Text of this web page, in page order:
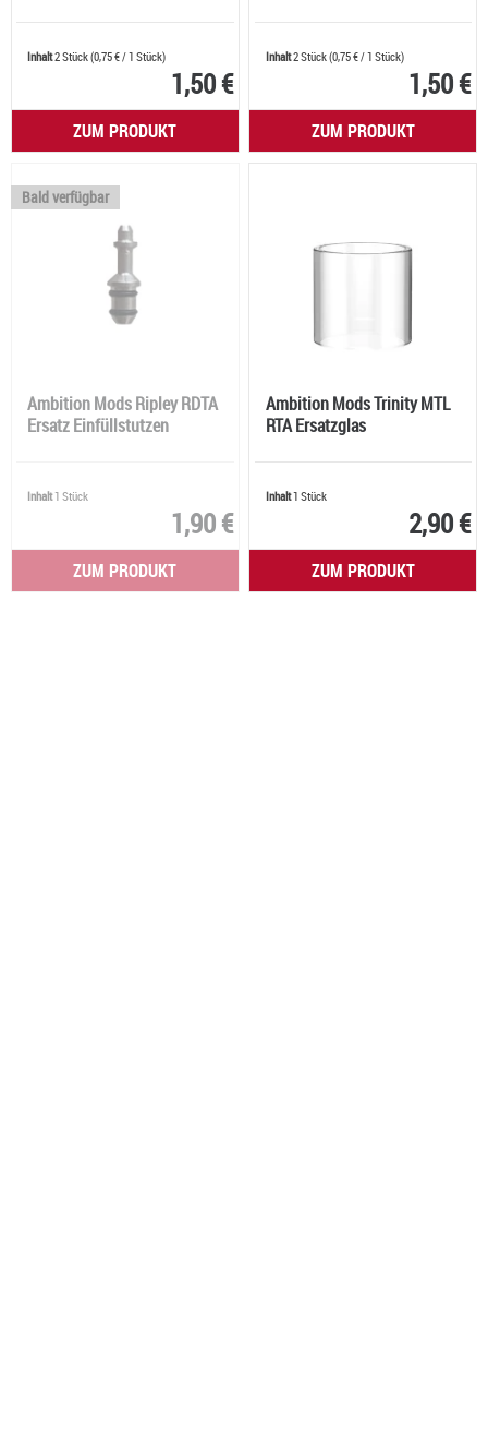
Inhalt2 Stück(0,75 €/ 1 Stück)
1,50 €
ZUM PRODUKT
Inhalt2 Stück(0,75 €/ 1 Stück)
1,50 €
ZUM PRODUKT
Bald verfügbar
Ambition Mods Ripley RDTA
Ersatz Einfüllstutzen
Inhalt1 Stück
1,90 €
ZUM PRODUKT
Ambition Mods Trinity MTL
RTA Ersatzglas
Inhalt1 Stück
2,90 €
ZUM PRODUKT